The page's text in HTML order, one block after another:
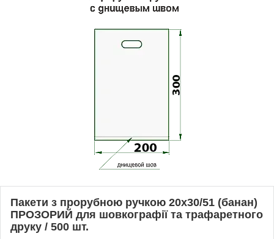
Пакети з прорубною ручкою 20х30/51 (банан)
ПРОЗОРИЙ для шовкографії та трафаретного
друку / 500 шт.